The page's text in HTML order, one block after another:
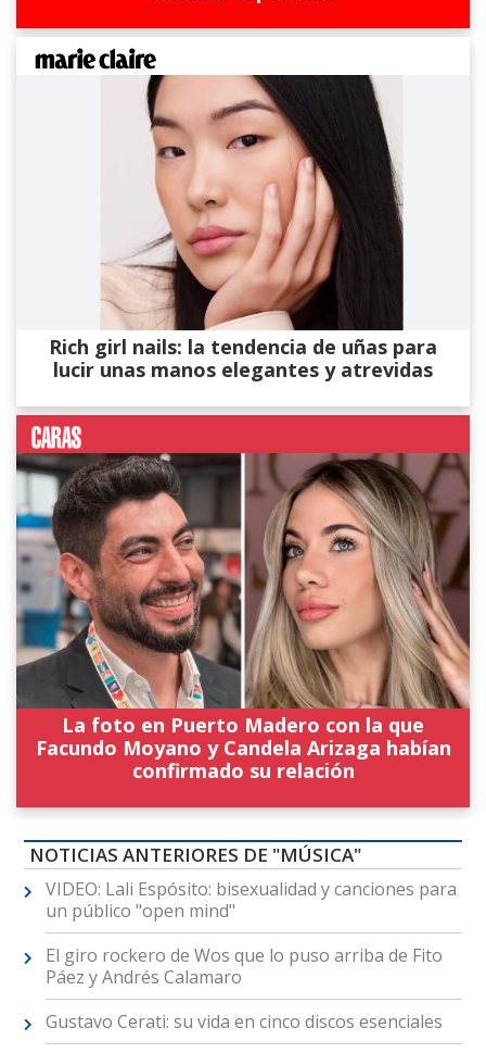
Rich girl nails: la tendencia de uñas para
lucir unas manos elegantes y atrevidas
La foto en Puerto Madero con la que
Facundo Moyano y Candela Arizaga habían
confirmado su relación
NOTICIAS ANTERIORES DE "MÚSICA"
VIDEO: Lali Espósito: bisexualidad y canciones para
un público "open mind"
El giro rockero de Wos que lo puso arriba de Fito
Páez y Andrés Calamaro
Gustavo Cerati: su vida en cinco discos esenciales